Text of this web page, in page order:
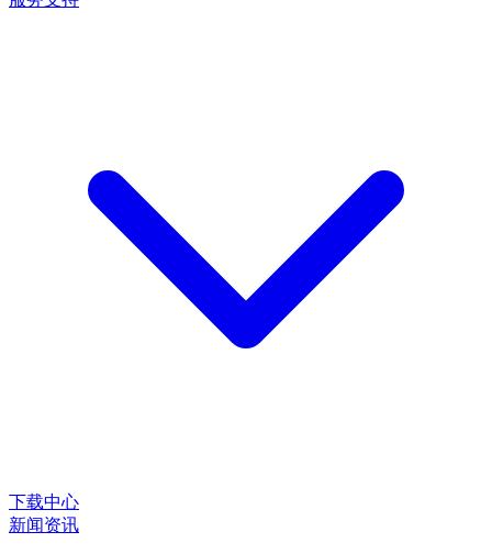
下载中心
新闻资讯